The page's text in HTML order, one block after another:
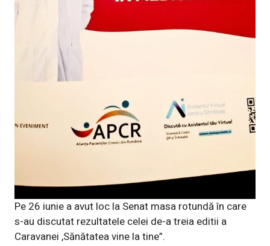
Pe 26 iunie a avut loc la Senat masa rotundă în care
s-au discutat rezultatele celei de-a treia editii a
Caravanei ,Sănătatea vine la tine”.